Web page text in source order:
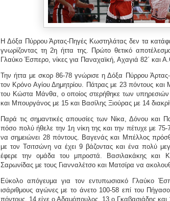
Η Δόξα Πύρρου Άρτας-Πηγές Κωστηλάτας δεν τα
γνωρίζοντας τη 2η ήττα της. Πρώτο θετικό
Γλαύκο Έσπερο, νίκες για Παναχαϊκή, Αχαγιά 82΄ και
Την ήττα με σκορ 86-78 γνώρισε η Δόξα Πύρρου
τον Κρόνο Αγίου Δημητρίου. Πάτρας με 23 πόντους
του Κώστα Μάνθα, ο οποίος στερήθηκε των
και Μπουργάνος με 15 και Βασίλης Ξιούρας με 14
Παρά τις σημαντικές απουσίες των Νίκα, Δόνου και
πόσο πολύ ήθελε την 1η νίκη της και την πέτυχε με
να σημειώνει 28 πόντους. Βαγενάς και Μπέλλος
με τον Τσιτσώνη να έχει 9 βάζοντας και ένα πολύ
έφερε την ομάδα του μπροστά. Βασιλακάκης και
Σαρωνίδας με τους Γιανναλέτσο και Ματσίρα να
Εύκολο απόγευμα για τον εντυπωσιακό Γλαύκο
ισάριθμους αγώνες με το άνετο 100-58 επί του
πόντους, 14 είχε ο Αδαμόπουλος, 13 ο Γκαβασιάδης